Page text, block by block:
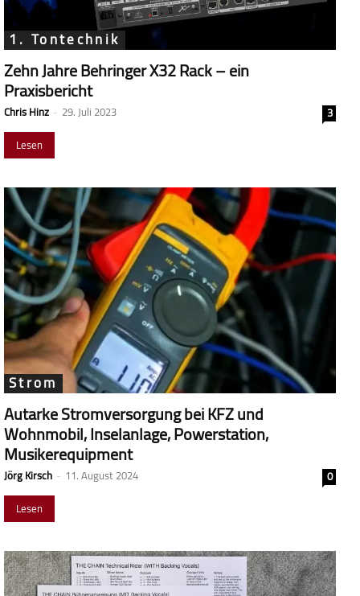
1. Tontechnik
Zehn Jahre Behringer X32 Rack – ein
Praxisbericht
Chris Hinz - 29. Juli 2023
3
Lesen
Strom
Autarke Stromversorgung bei KFZ und
Wohnmobil, Inselanlage, Powerstation,
Musikerequipment
Jörg Kirsch - 11. August 2024
0
Lesen